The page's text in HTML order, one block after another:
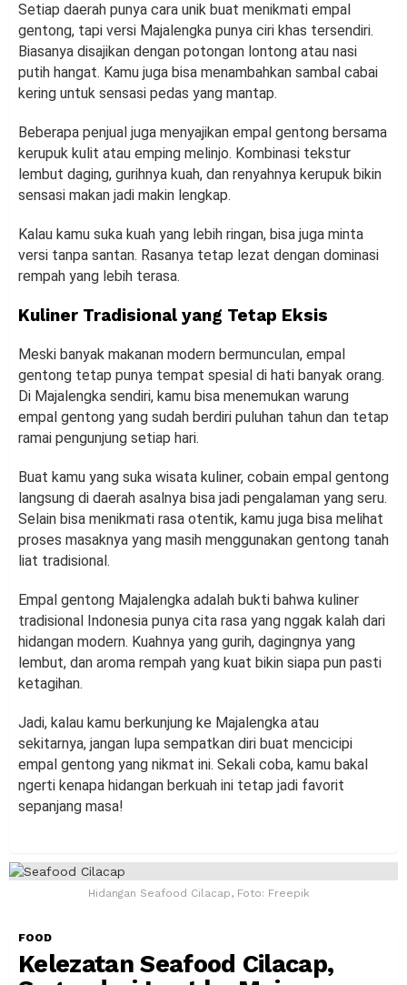
Setiap daerah punya cara unik buat menikmati empal
gentong, tapi versi Majalengka punya ciri khas tersendiri.
Biasanya disajikan dengan potongan lontong atau nasi
putih hangat. Kamu juga bisa menambahkan sambal cabai
kering untuk sensasi pedas yang mantap.
Beberapa penjual juga menyajikan empal gentong bersama
kerupuk kulit atau emping melinjo. Kombinasi tekstur
lembut daging, gurihnya kuah, dan renyahnya kerupuk bikin
sensasi makan jadi makin lengkap.
Kalau kamu suka kuah yang lebih ringan, bisa juga minta
versi tanpa santan. Rasanya tetap lezat dengan dominasi
rempah yang lebih terasa.
Kuliner Tradisional yang Tetap Eksis
Meski banyak makanan modern bermunculan, empal
gentong tetap punya tempat spesial di hati banyak orang.
Di Majalengka sendiri, kamu bisa menemukan warung
empal gentong yang sudah berdiri puluhan tahun dan tetap
ramai pengunjung setiap hari.
Buat kamu yang suka wisata kuliner, cobain empal gentong
langsung di daerah asalnya bisa jadi pengalaman yang seru.
Selain bisa menikmati rasa otentik, kamu juga bisa melihat
proses masaknya yang masih menggunakan gentong tanah
liat tradisional.
Empal gentong Majalengka adalah bukti bahwa kuliner
tradisional Indonesia punya cita rasa yang nggak kalah dari
hidangan modern. Kuahnya yang gurih, dagingnya yang
lembut, dan aroma rempah yang kuat bikin siapa pun pasti
ketagihan.
Jadi, kalau kamu berkunjung ke Majalengka atau
sekitarnya, jangan lupa sempatkan diri buat mencicipi
empal gentong yang nikmat ini. Sekali coba, kamu bakal
ngerti kenapa hidangan berkuah ini tetap jadi favorit
sepanjang masa!
Hidangan Seafood Cilacap, Foto: Freepik
FOOD
Kelezatan Seafood Cilacap,